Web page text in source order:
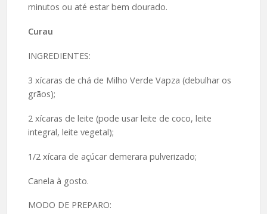
minutos ou até estar bem dourado.
Curau
INGREDIENTES:
3 xícaras de chá de Milho Verde Vapza (debulhar os
grãos);
2 xícaras de leite (pode usar leite de coco, leite
integral, leite vegetal);
1/2 xícara de açúcar demerara pulverizado;
Canela à gosto.
MODO DE PREPARO: